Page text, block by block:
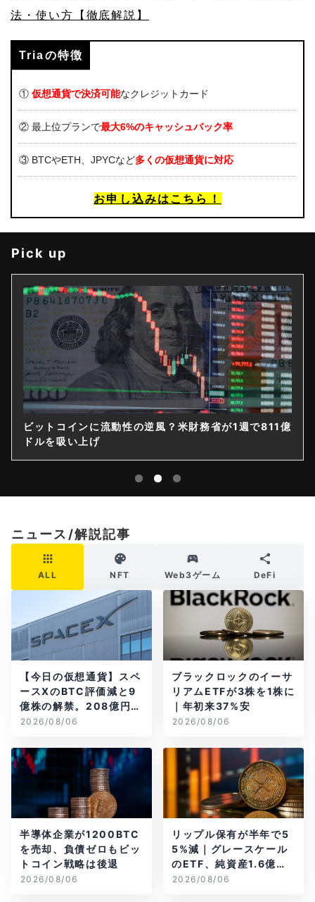
法・使い方【徹底解説】
Triaの特徴
① 仮想通貨で決済可能なクレジットカード
② 最上位プランで最大6%のキャッシュバック率
③ BTCやETH、JPYCなど多くの仮想通貨に対応
お申し込みはこちら！
Pick up
ビットコインに流動性の逆風？米財務省が1週で811億
ドルを吸い上げ
ニュース/解説記事
ALL NFT Web3ゲーム DeFi
【今日の仮想通貨】スペ
ースXのBTC評価減と9
億株の解禁。208億円相
当のBTCが盗難
2026/08/06
ブラックロックのイーサ
リアムETFが3株を1株に
｜年初来37%安
2026/08/06
半導体企業が1200BTC
を売却、負債ゼロもビッ
トコイン戦略は後退
2026/08/06
リップル保有が半年で5
5%減｜グレースケール
のETF、純資産1.6億ド
ル減
2026/08/06